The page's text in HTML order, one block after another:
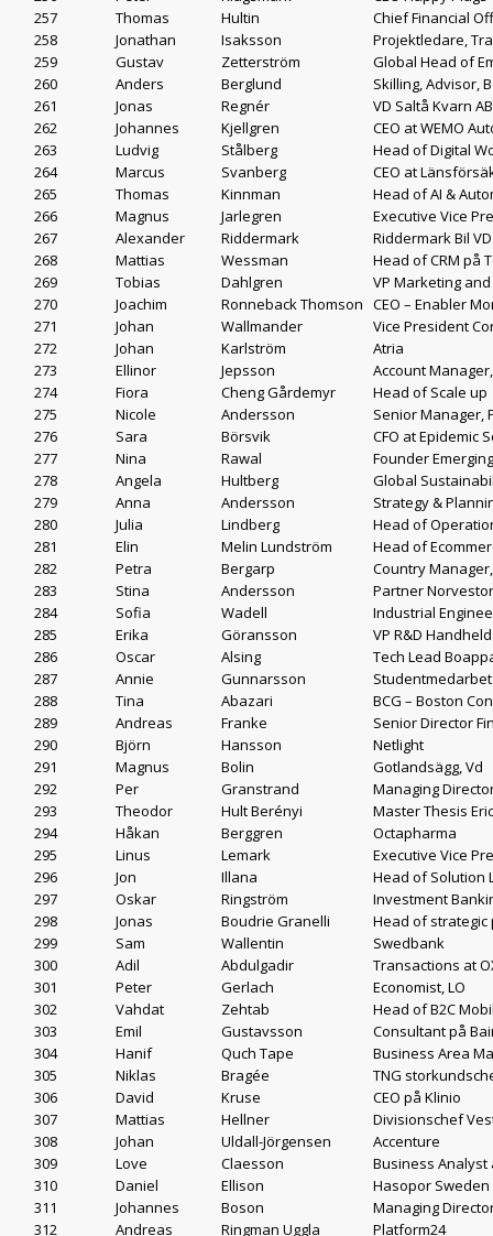
257
Thomas Hultin
Chief Financial
258
Jonathan Isaksson
Projektledare,
259
Gustav Zetterström
Global Head of
260
Anders Berglund
Skilling, Advisor,
261
Jonas Regnér
VD Saltå Kvarn AB
262
Johannes Kjellgren
CEO at WEMO
263
Ludvig Stålberg
Head of Digital
264
Marcus Svanberg
CEO at
265
Thomas Kinnman
Head of AI &
266
Magnus Jarlegren
Executive Vice
267
Alexander Riddermark
Riddermark Bil VD
268
Mattias Wessman
Head of CRM på
269
Tobias Dahlgren
VP Marketing
270
Joachim Ronneback Thomson CEO – Enabler
271
Johan Wallmander
Vice President
272
Johan Karlström
Atria
273
Ellinor Jepsson
Account
274
Fiora Cheng Gårdemyr
Head of Scale
275
Nicole Andersson
Senior Manager,
276
Sara Börsvik
CFO at Epidemic
277
Nina Rawal
Founder
278
Angela Hultberg
Global
279
Anna Andersson
Strategy &
280
Julia Lindberg
Head of
281
Elin Melin Lundström
Head of
282
Petra Bergarp
Country
283
Stina Andersson
Partner Norvestor
284
Sofia Wadell
Industrial
285
Erika Göransson
VP R&D
286
Oscar Alsing
Tech Lead
287
Annie Gunnarsson
288
Tina Abazari
BCG – Boston
289
Andreas Franke
Senior Director
290
Björn Hansson
Netlight
291
Magnus Bolin
Gotlandsägg, Vd
292
Per Granstrand
Managing
293
Theodor Hult Berényi
Master Thesis
294
Håkan Berggren
Octapharma
295
Linus Lemark
Executive Vice
296
Jon Illana
Head of Solution
297
Oskar Ringström
Investment
298
Jonas Boudrie Granelli
Head of strategic
299
Sam Wallentin
Swedbank
300
Adil Abdulgadir
Transactions at
301
Peter Gerlach
Economist, LO
302
Vahdat Zehtab
Head of B2C
303
Emil Gustavsson
Consultant på
304
Hanif Quch Tape
Business Area
305
Niklas Bragée
TNG
306
David Kruse
CEO på Klinio
307
Mattias Hellner
Divisionschef
308
Johan Uldall-Jörgensen
Accenture
309
Love Claesson
Business Analyst
310
Daniel Ellison
Hasopor Sweden
311
Johannes Boson
Managing
312
Andreas Ringman Uggla
Platform24